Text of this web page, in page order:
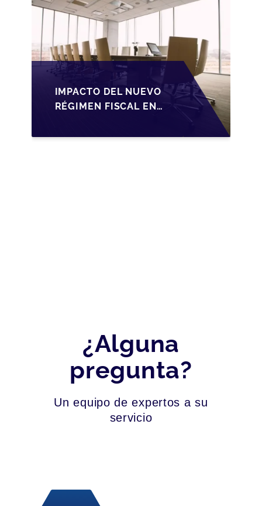
IMPACTO DEL NUEVO
RÉGIMEN FISCAL EN
PYMES EN ESPAÑA
¿Alguna
pregunta?
Un equipo de expertos a su
servicio